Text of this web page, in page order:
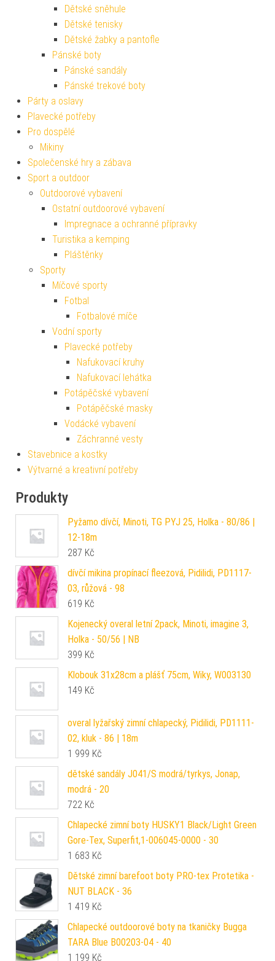
Dětské sněhule
Dětské tenisky
Dětské žabky a pantofle
Pánské boty
Pánské sandály
Pánské trekové boty
Párty a oslavy
Plavecké potřeby
Pro dospělé
Mikiny
Společenské hry a zábava
Sport a outdoor
Outdoorové vybavení
Ostatní outdoorové vybavení
Impregnace a ochranné přípravky
Turistika a kemping
Pláštěnky
Sporty
Míčové sporty
Fotbal
Fotbalové míče
Vodní sporty
Plavecké potřeby
Nafukovací kruhy
Nafukovací lehátka
Potápěčské vybavení
Potápěčské masky
Vodácké vybavení
Záchranné vesty
Stavebnice a kostky
Výtvarné a kreativní potřeby
Produkty
Pyžamo dívčí, Minoti, TG PYJ 25, Holka - 80/86 |
12-18m
287 Kč
dívčí mikina propínací fleezová, Pidilidi, PD1117-
03, růžová - 98
619 Kč
Kojenecký overal letní 2pack, Minoti, imagine 3,
Holka - 50/56 | NB
399 Kč
Klobouk 31x28cm a plášť 75cm, Wiky, W003130
149 Kč
overal lyžařský zimní chlapecký, Pidilidi, PD1111-
02, kluk - 86 | 18m
1 999 Kč
dětské sandály J041/S modrá/tyrkys, Jonap,
modrá - 20
722 Kč
Chlapecké zimní boty HUSKY1 Black/Light Green
Gore-Tex, Superfit,1-006045-0000 - 30
1 683 Kč
Dětské zimní barefoot boty PRO-tex Protetika -
NUT BLACK - 36
1 419 Kč
Chlapecké outdoorové boty na tkaničky Bugga
TARA Blue B00203-04 - 40
1 199 Kč